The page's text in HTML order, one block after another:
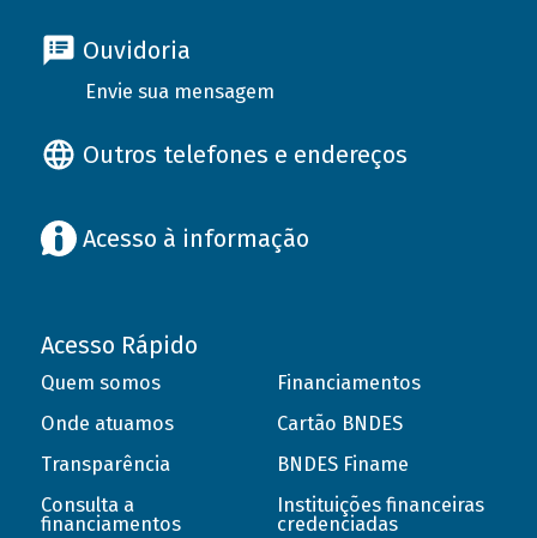
Ouvidoria
Envie sua mensagem
Outros telefones e endereços
Acesso à informação
Acesso Rápido
Quem somos
Onde atuamos
Transparência
Consulta a
financiamentos
Financiamentos
Cartão BNDES
BNDES Finame
Instituições financeiras
credenciadas